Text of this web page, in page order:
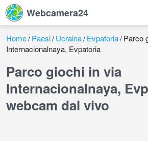
Webcamera24
Home Paesi Ucraina Evpatoria Parco
Internacionalnaya, Evpatoria
Parco giochi in via
Internacionalnaya,
webcam dal vivo